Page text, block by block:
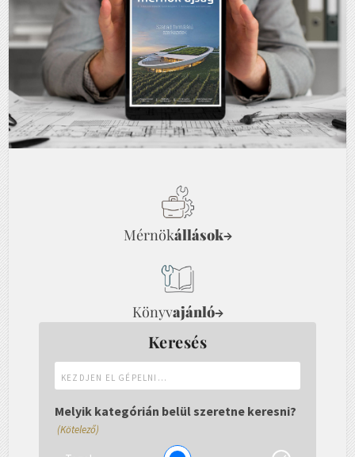
Mérnökállások→
Könyvajánló→
Keresés
el
gépelni...
Melyik kategórián belül szeretne keresni?
(Kötelező)